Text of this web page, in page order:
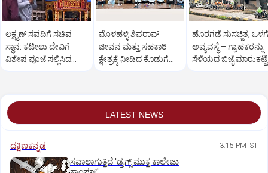
ಲಕ್ಷ್ಮಣ್‌ ಸವದಿಗೆ ಸಚಿವ
ಸ್ಥಾನ: ಕಟೀಲು ದೇವಿಗೆ
ವಿಶೇಷ ಪೂಜೆ ಸಲ್ಲಿಸಿದ
ಮೊಳಹಳ್ಳಿ ಶಿವರಾವ್
ಜೀವನ ಮತ್ತು ಸಹಕಾರಿ
ಕ್ಷೇತ್ರಕ್ಕೆ ನೀಡಿದ ಕೊಡುಗೆ
ಹೊರಗಡೆ ಸುಸಜ್ಜಿತ, ಒಳಗೆ
ಅವ್ಯವಸ್ಥೆ – ಗ್ರಾಹಕರನ್ನು
ಸೆಳೆಯದ ಬಿಜೈ ಮಾರುಕಟ್ಟೆ
LATEST NEWS
ದಕ್ಷಿಣಕನ್ನಡ 3:15 PM IST
ಸವಾಲಾಗುತ್ತಿದೆ 'ಡ್ರಗ್ಸ್‌ ಮುಕ್ತ ಕಾಲೇಜು